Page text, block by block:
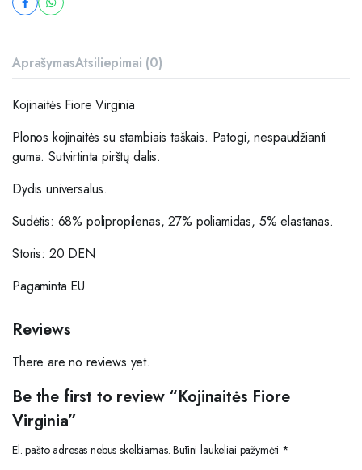
AprašymasAtsiliepimai (0)
Kojinaitės Fiore Virginia
Plonos kojinaitės su stambiais taškais. Patogi, nespaudžianti
guma. Sutvirtinta pirštų dalis.
Dydis universalus.
Sudėtis: 68% polipropilenas, 27% poliamidas, 5% elastanas.
Storis: 20 DEN
Pagaminta EU
Reviews
There are no reviews yet.
Be the first to review “Kojinaitės Fiore
Virginia”
El. pašto adresas nebus skelbiamas. Būtini laukeliai pažymėti *